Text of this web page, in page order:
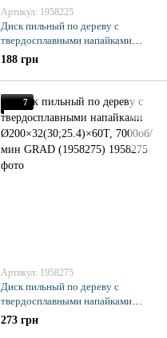
Артикул: 1958225
Диск пильный по дереву с
твердосплавными напайками
Ø200×32(30;25.4)×24Т, 7000об/
мин GRAD (1958225)
188 грн
7
Артикул: 1958275
Диск пильный по дереву с
твердосплавными напайками
Ø200×32(30;25.4)×60Т, 7000об/
мин GRAD (1958275)
273 грн